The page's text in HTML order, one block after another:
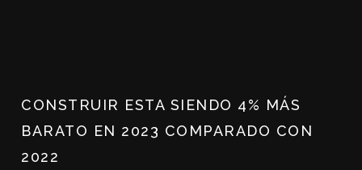
CONSTRUIR ESTA SIENDO 4% MÁS
BARATO EN 2023 COMPARADO CON
2022